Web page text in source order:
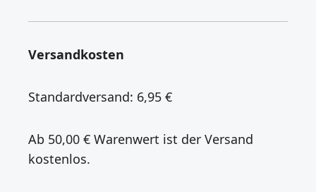
Versandkosten
Standardversand: 6,95 €
Ab 50,00 € Warenwert ist der Versand
kostenlos.